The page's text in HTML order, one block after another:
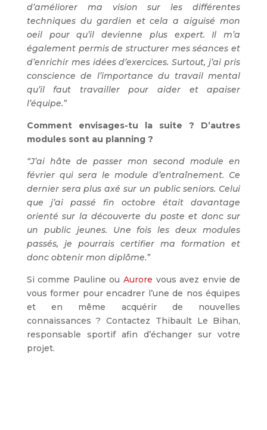
d’améliorer ma vision sur les différentes
techniques du gardien et cela a aiguisé mon
oeil pour qu’il devienne plus expert. Il m’a
également permis de structurer mes séances et
d’enrichir mes idées d’exercices. Surtout, j’ai pris
conscience de l’importance du travail mental
qu’il faut travailler pour aider et apaiser
l’équipe.”
Comment envisages-tu la suite ? D’autres
modules sont au planning ?
“J’ai hâte de passer mon second module en
février qui sera le module d’entraînement. Ce
dernier sera plus axé sur un public seniors. Celui
que j’ai passé fin octobre était davantage
orienté sur la découverte du poste et donc sur
un public jeunes. Une fois les deux modules
passés, je pourrais certifier ma formation et
donc obtenir mon diplôme.”
Si comme Pauline ou Aurore vous avez envie de
vous former pour encadrer l’une de nos équipes
et en même acquérir de nouvelles
connaissances ? Contactez Thibault Le Bihan,
responsable sportif afin d’échanger sur votre
projet.